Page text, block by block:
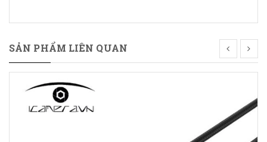
SẢN PHẨM LIÊN QUAN